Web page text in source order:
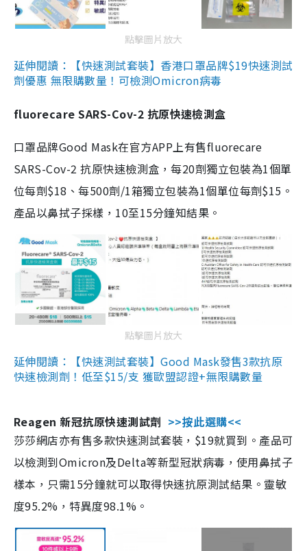
點擊圖片放大
延伸閱讀：【快速測試套裝】香港口罩品牌$19快速測試
劑優惠 無限購數量！可檢測Omicron病毒
fluorecare SARS-Cov-2 抗原快速檢測盒
口罩品牌Good Mask在官方APP上有售fluorecare
SARS-Cov-2 抗原快速檢測盒，每20劑獨立包裝為1個單
位每劑$18、每500劑/1箱獨立包裝為1個單位每劑$15。
產品以鼻拭子採樣，10至15分鐘知結果。
點擊圖片放大
延伸閱讀：【快速測試套裝】Good Mask發售3款抗原
快速檢測劑！低至$15/支 獲歐盟認證+無限購數量
Reagen 新冠抗原快速測試劑 >>按此選購<<
莎莎網店亦有售多款快速測試套裝，$19就買到。產品可
以檢測到Omicron及Delta等新型冠狀病毒，使用鼻拭子
樣本，只需15分鐘就可以取得快速抗原測試結果。靈敏
度95.2%，特異度98.1%。